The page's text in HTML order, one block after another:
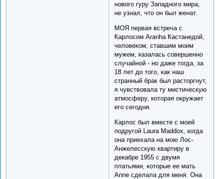
нового гуру Западного мира,
не узнал, что он был женат.
МОЯ первая встреча с
Карлосом Aranha Кастанедой,
человеком, ставшим моим
мужем, казалась совершенно
случайной - но даже тогда, за
18 лет до того, как наш
странный брак был расторгнут,
я чувствовала ту мистическую
атмосферу, которая окружает
его сегодня.
Карлос был вместе с моей
подругой Laura Maddox, когда
она приехала на мою Лос-
Анжелесскую квартиру в
декабре 1955 с двумя
платьями, которые ее мать
Anne cделала для меня. Она